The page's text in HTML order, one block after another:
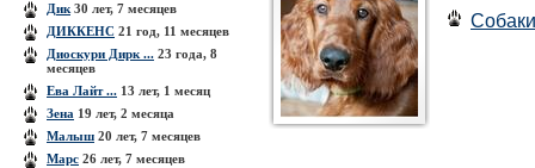
Дик 30 лет, 7 месяцев
ДИККЕНС 21 год, 11 месяцев
Диоскури Дирк ... 23 года, 8
месяцев
Ева Лайт ... 13 лет, 1 месяц
Зена 19 лет, 2 месяца
Малыш 20 лет, 7 месяцев
Марс 26 лет, 7 месяцев
Собаки